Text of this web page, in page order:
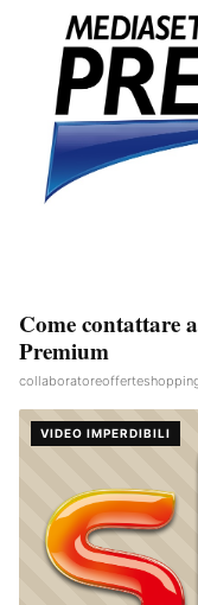
Come contattare
Premium
VIDEO IMPERDIBILI